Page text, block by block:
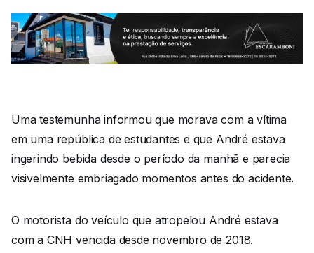
Uma testemunha informou que morava com a vítima
em uma república de estudantes e que André estava
ingerindo bebida desde o período da manhã e parecia
visivelmente embriagado momentos antes do acidente.
O motorista do veículo que atropelou André estava
com a CNH vencida desde novembro de 2018.